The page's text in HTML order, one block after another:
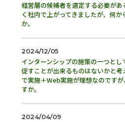
経営層の候補者を選定する必要が
く社内で上がってきましたが、何か
か。
2024/12/05
インターンシップの施策の一つとし
促すことが出来るものはないかと考
で実施＋Web実施が理想なのです
すか。
2024/04/09